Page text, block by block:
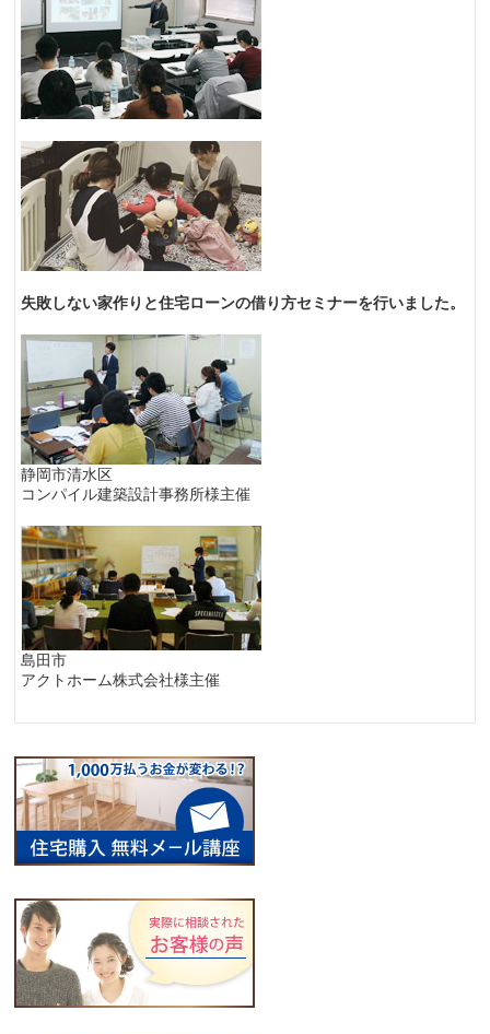
失敗しない家作りと住宅ローンの借り方セミナーを行いました。
静岡市清水区
コンパイル建築設計事務所様主催
島田市
アクトホーム株式会社様主催